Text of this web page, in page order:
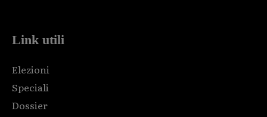
Link utili
Elezioni
Speciali
Dossier